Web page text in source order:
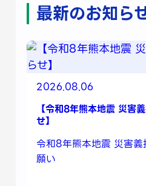
最新のお知ら
2026.08.06
【令和8年熊本地震 災害
せ】
令和8年熊本地震 災害
願い